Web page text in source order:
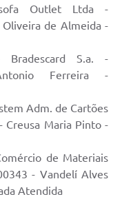
Outlet Ltda -
de Almeida -
Bradescard S.a. -
Ferreira -
Adm. de Cartões
Creusa Maria Pinto -
de Materiais
- Vandelí Alves
Atendida